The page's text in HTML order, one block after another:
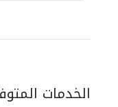
الخدمات